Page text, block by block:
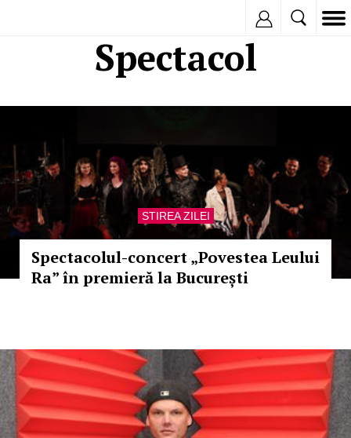
Spectacol
STIREA ZILEI
Spectacolul-concert „Povestea Leului
Ra” în premieră la București